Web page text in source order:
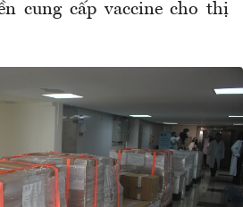
cung cấp vaccine cho thị